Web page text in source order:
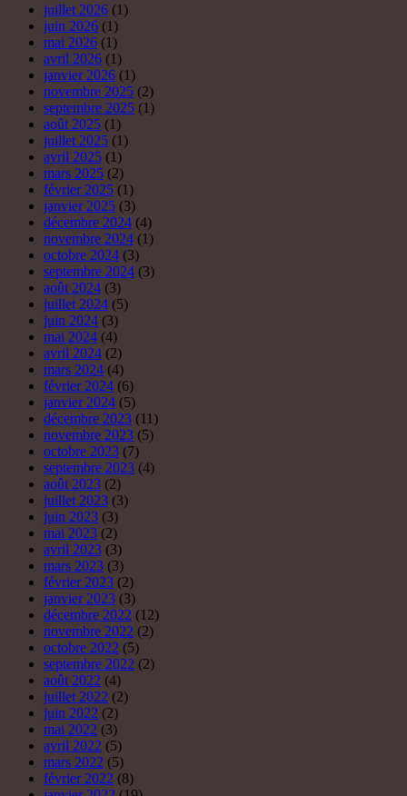
juillet 2026 (1)
juin 2026 (1)
mai 2026 (1)
avril 2026 (1)
janvier 2026 (1)
novembre 2025 (2)
septembre 2025 (1)
août 2025 (1)
juillet 2025 (1)
avril 2025 (1)
mars 2025 (2)
février 2025 (1)
janvier 2025 (3)
décembre 2024 (4)
novembre 2024 (1)
octobre 2024 (3)
septembre 2024 (3)
août 2024 (3)
juillet 2024 (5)
juin 2024 (3)
mai 2024 (4)
avril 2024 (2)
mars 2024 (4)
février 2024 (6)
janvier 2024 (5)
décembre 2023 (11)
novembre 2023 (5)
octobre 2023 (7)
septembre 2023 (4)
août 2023 (2)
juillet 2023 (3)
juin 2023 (3)
mai 2023 (2)
avril 2023 (3)
mars 2023 (3)
février 2023 (2)
janvier 2023 (3)
décembre 2022 (12)
novembre 2022 (2)
octobre 2022 (5)
septembre 2022 (2)
août 2022 (4)
juillet 2022 (2)
juin 2022 (2)
mai 2022 (3)
avril 2022 (5)
mars 2022 (5)
février 2022 (8)